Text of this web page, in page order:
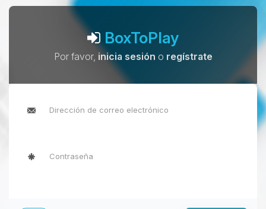
BoxToPlay
Por favor, inicia sesión o regístrate